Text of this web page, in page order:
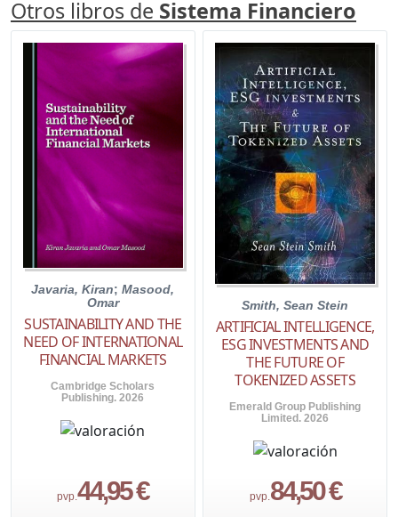
Otros libros de Sistema Financiero
Javaria, Kiran;Masood,
Omar
SUSTAINABILITY AND THE
NEED OF INTERNATIONAL
FINANCIAL MARKETS
Cambridge Scholars
Publishing. 2026
pvp.44,95 €
Smith, Sean Stein
ARTIFICIAL INTELLIGENCE,
ESG INVESTMENTS AND
THE FUTURE OF
TOKENIZED ASSETS
Emerald Group Publishing
Limited. 2026
pvp. 84,50 €